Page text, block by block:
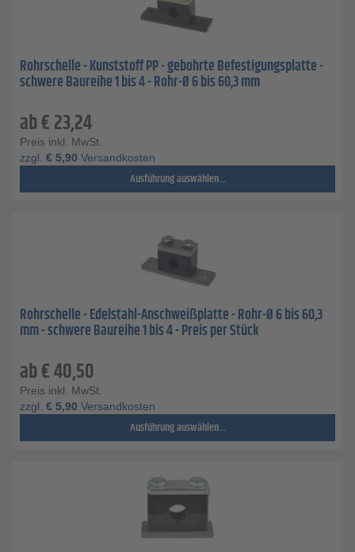
Rohrschelle - Kunststoff PP - gebohrte Befestigungsplatte -
schwere Baureihe 1 bis 4 - Rohr-Ø 6 bis 60,3 mm
ab€23,24
Preis inkl. MwSt.
zzgl. € 5,90 Versandkosten
Ausführung auswählen...
Rohrschelle - Edelstahl-Anschweißplatte - Rohr-Ø 6 bis 60,3
mm - schwere Baureihe 1 bis 4 - Preis per Stück
ab€40,50
Preis inkl. MwSt.
zzgl. € 5,90 Versandkosten
Ausführung auswählen...